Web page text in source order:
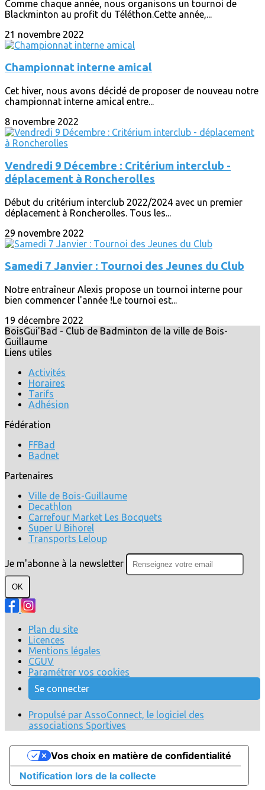
Comme chaque année, nous organisons un tournoi de
Blackminton au profit du Téléthon.Cette année,...
21 novembre 2022
Championnat interne amical
Cet hiver, nous avons décidé de proposer de nouveau notre
championnat interne amical entre...
8 novembre 2022
Vendredi 9 Décembre : Critérium interclub -
déplacement à Roncherolles
Début du critérium interclub 2022/2024 avec un premier
déplacement à Roncherolles. Tous les...
29 novembre 2022
Samedi 7 Janvier : Tournoi des Jeunes du Club
Notre entraîneur Alexis propose un tournoi interne pour
bien commencer l'année !Le tournoi est...
19 décembre 2022
BoisGui'Bad - Club de Badminton de la ville de Bois-
Guillaume
Liens utiles
Activités
Horaires
Tarifs
Adhésion
Fédération
FFBad
Badnet
Partenaires
Ville de Bois-Guillaume
Decathlon
Carrefour Market Les Bocquets
Super U Bihorel
Transports Leloup
Je m'abonne à la newsletter
OK
Plan du site
Licences
Mentions légales
CGUV
Paramétrer vos cookies
Se connecter
Propulsé par AssoConnect, le logiciel des
associations Sportives
Notification lors de la collecte
Vos choix en matière de confidentialité